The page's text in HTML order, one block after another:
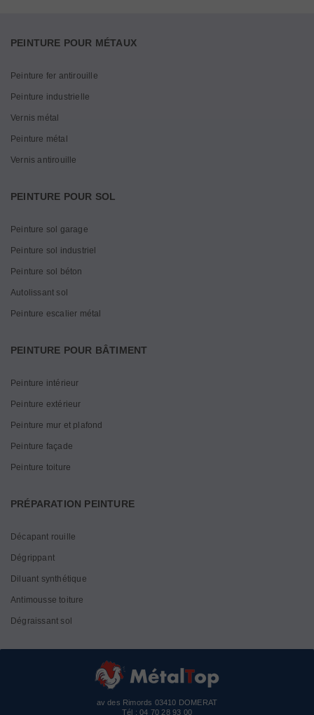
PEINTURE POUR MÉTAUX
Peinture fer antirouille
Peinture industrielle
Vernis métal
Peinture métal
Vernis antirouille
PEINTURE POUR SOL
Peinture sol garage
Peinture sol industriel
Peinture sol béton
Autolissant sol
Peinture escalier métal
PEINTURE POUR BÂTIMENT
Peinture intérieur
Peinture extérieur
Peinture mur et plafond
Peinture façade
Peinture toiture
PRÉPARATION PEINTURE
Décapant rouille
Dégrippant
Diluant synthétique
Antimousse toiture
Dégraissant sol
av des Rimords 03410 DOMERAT
Tél :04 70 28 93 00